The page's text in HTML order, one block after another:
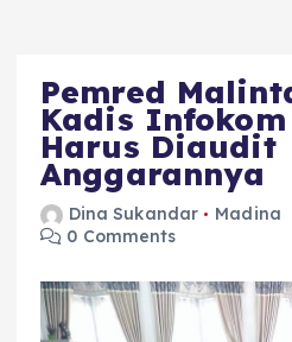
Pemred
Kadis
Harus Diaudit
Anggarannya
Dina Sukandar Madina
0 Comments